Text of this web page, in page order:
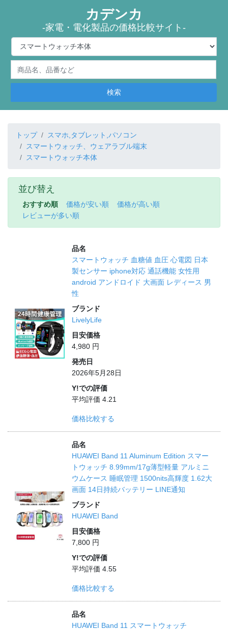
カデンカ
-家電・電化製品の価格比較サイト-
検索
トップ
スマホ,タブレット,パソコン
スマートウォッチ、ウェアラブル端末
スマートウォッチ本体
並び替え
おすすめ順 価格が安い順
価格が高い順
レビューが多い順
品名
スマートウォッチ 血糖値 血圧 心電図 日本
製センサー iphone対応 通話機能 女性用
android アンドロイド 大画面 レディース 男
性
ブランド
LivelyLife
目安価格
4,980 円
発売日
2026年5月28日
Y!での評価
平均評価 4.21
価格比較する
品名
HUAWEI Band 11 Aluminum Edition スマー
トウォッチ 8.99mm/17g薄型軽量 アルミニ
ウムケース 睡眠管理 1500nits高輝度 1.62大
画面 14日持続バッテリー LINE通知
ブランド
HUAWEI Band
目安価格
7,800 円
Y!での評価
平均評価 4.55
価格比較する
品名
HUAWEI Band 11 スマートウォッチ